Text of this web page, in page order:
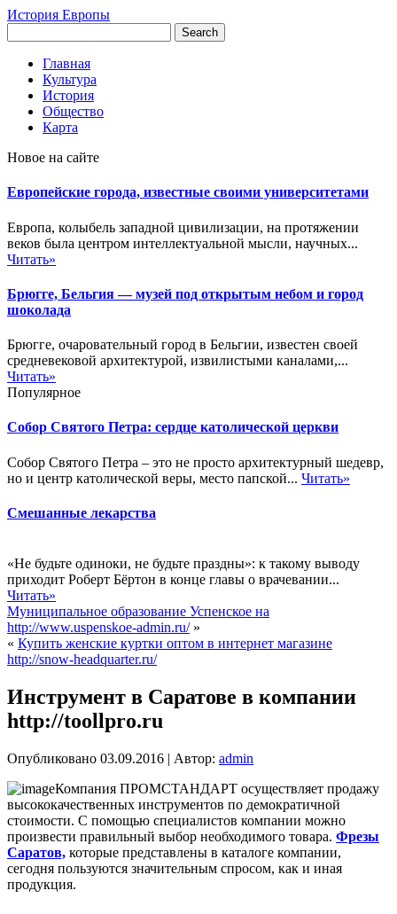
История Европы
Главная
Культура
История
Общество
Карта
Новое на сайте
Европейские города, известные своими университетами
Европа, колыбель западной цивилизации, на протяжении
веков была центром интеллектуальной мысли, научных...
Читать»
Брюгге, Бельгия — музей под открытым небом и город
шоколада
Брюгге, очаровательный город в Бельгии, известен своей
средневековой архитектурой, извилистыми каналами,...
Читать»
Популярное
Собор Святого Петра: сердце католической церкви
Собор Святого Петра – это не просто архитектурный шедевр,
но и центр католической веры, место папской... Читать»
Смешанные лекарства
«Не будьте одиноки, не будьте праздны»: к такому выводу
приходит Роберт Бёртон в конце главы о врачевании...
Читать»
Муниципальное образование Успенское на
http://www.uspenskoe-admin.ru/»
« Купить женские куртки оптом в интернет магазине
http://snow-headquarter.ru/
Инструмент в Саратове в компании
http://toollpro.ru
Опубликовано 03.09.2016 | Автор: admin
Компания ПРОМСТАНДАРТ осуществляет продажу
высококачественных инструментов по демократичной
стоимости. С помощью специалистов компании можно
произвести правильный выбор необходимого товара. Фрезы
Саратов, которые представлены в каталоге компании,
сегодня пользуются значительным спросом, как и иная
продукция.